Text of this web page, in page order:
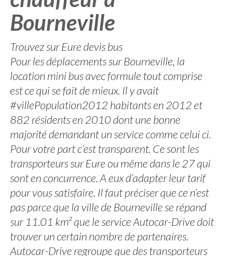
Bourneville
Trouvez sur Eure devis bus
Pour les déplacements sur Bourneville, la
location mini bus avec formule tout comprise
est ce qui se fait de mieux. Il y avait
#villePopulation2012 habitants en 2012 et
882 résidents en 2010 dont une bonne
majorité demandant un service comme celui ci.
Pour votre part c’est transparent. Ce sont les
transporteurs sur Eure ou même dans le 27 qui
sont en concurrence. A eux d’adapter leur tarif
pour vous satisfaire. Il faut préciser que ce n’est
pas parce que la ville de Bourneville se répand
sur 11.01 km² que le service Autocar-Drive doit
trouver un certain nombre de partenaires.
Autocar-Drive regroupe que des transporteurs